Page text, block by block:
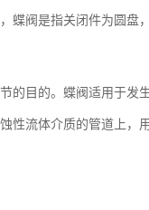
蝶阀是指关闭件为圆盘
的目的。蝶阀适用于发
性流体介质的管道上，